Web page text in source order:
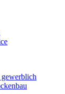
gewerblich